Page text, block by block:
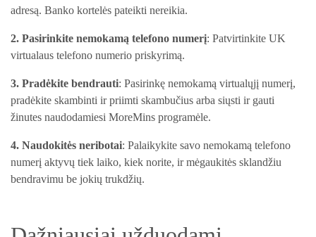
adresą. Banko kortelės pateikti nereikia.
2. Pasirinkite nemokamą telefono numerį: Patvirtinkite UK
virtualaus telefono numerio priskyrimą.
3. Pradėkite bendrauti: Pasirinkę nemokamą virtualųjį numerį,
pradėkite skambinti ir priimti skambučius arba siųsti ir gauti
žinutes naudodamiesi MoreMins programėle.
4. Naudokitės neribotai: Palaikykite savo nemokamą telefono
numerį aktyvų tiek laiko, kiek norite, ir mėgaukitės sklandžiu
bendravimu be jokių trukdžių.